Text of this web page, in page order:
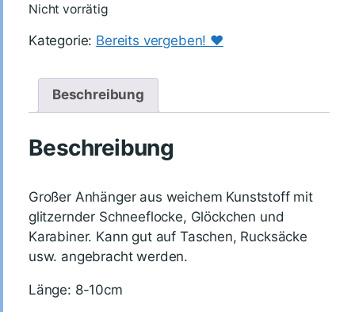
Nicht vorrätig
Kategorie: Bereits vergeben! ♥️
Beschreibung
Beschreibung
Großer Anhänger aus weichem Kunststoff mit
glitzernder Schneeflocke, Glöckchen und
Karabiner. Kann gut auf Taschen, Rucksäcke
usw. angebracht werden.
Länge: 8-10cm